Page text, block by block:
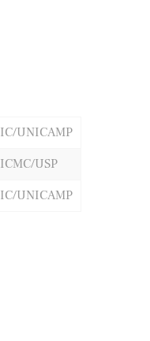
IC/UNICAMP
ICMC/USP
IC/UNICAMP